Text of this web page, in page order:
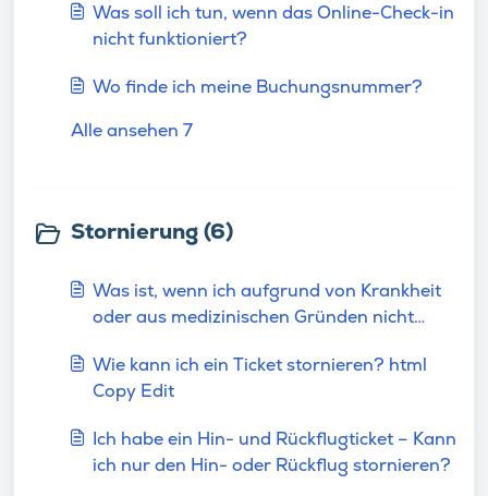
Was soll ich tun, wenn das Online-Check-in
nicht funktioniert?
Wo finde ich meine Buchungsnummer?
Alle ansehen 7
Stornierung (6)
Was ist, wenn ich aufgrund von Krankheit
oder aus medizinischen Gründen nicht
Wie kann ich ein Ticket stornieren? html
Copy Edit
Ich habe ein Hin- und Rückflugticket – Kann
ich nur den Hin- oder Rückflug stornieren?